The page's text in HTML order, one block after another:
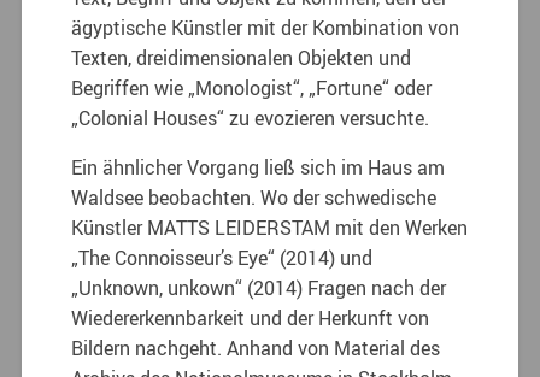
ägyptische Künstler mit der Kombination von
Texten, dreidimensionalen Objekten und
Begriffen wie „Monologist“, „Fortune“ oder
„Colonial Houses“ zu evozieren versuchte.
Ein ähnlicher Vorgang ließ sich im Haus am
Waldsee beobachten. Wo der schwedische
Künstler MATTS LEIDERSTAM mit den Werken
„The Connoisseur’s Eye“ (2014) und
„Unknown, unkown“ (2014) Fragen nach der
Wiedererkennbarkeit und der Herkunft von
Bildern nachgeht. Anhand von Material des